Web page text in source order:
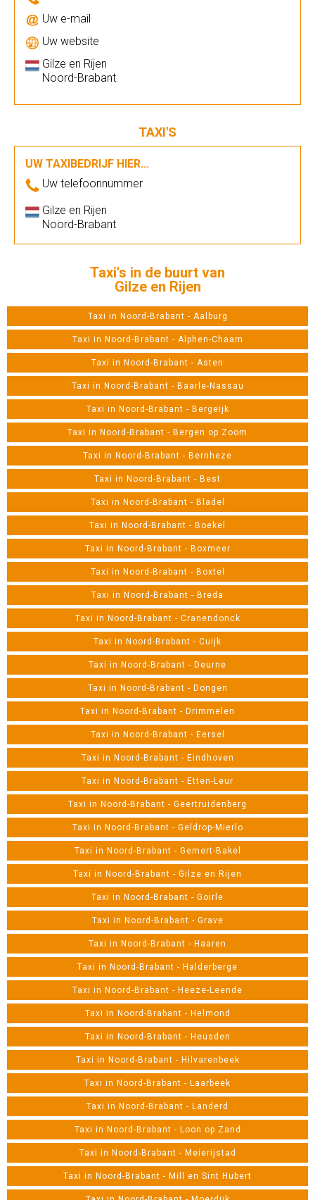
Uw e-mail
Uw website
Gilze en Rijen
Noord-Brabant
TAXI'S
UW TAXIBEDRIJF HIER...
Uw telefoonnummer
Gilze en Rijen
Noord-Brabant
Taxi's in de buurt van
Gilze en Rijen
Taxi in Noord-Brabant - Aalburg
Taxi in Noord-Brabant - Alphen-Chaam
Taxi in Noord-Brabant - Asten
Taxi in Noord-Brabant - Baarle-Nassau
Taxi in Noord-Brabant - Bergeijk
Taxi in Noord-Brabant - Bergen op Zoom
Taxi in Noord-Brabant - Bernheze
Taxi in Noord-Brabant - Best
Taxi in Noord-Brabant - Bladel
Taxi in Noord-Brabant - Boekel
Taxi in Noord-Brabant - Boxmeer
Taxi in Noord-Brabant - Boxtel
Taxi in Noord-Brabant - Breda
Taxi in Noord-Brabant - Cranendonck
Taxi in Noord-Brabant - Cuijk
Taxi in Noord-Brabant - Deurne
Taxi in Noord-Brabant - Dongen
Taxi in Noord-Brabant - Drimmelen
Taxi in Noord-Brabant - Eersel
Taxi in Noord-Brabant - Eindhoven
Taxi in Noord-Brabant - Etten-Leur
Taxi in Noord-Brabant - Geertruidenberg
Taxi in Noord-Brabant - Geldrop-Mierlo
Taxi in Noord-Brabant - Gemert-Bakel
Taxi in Noord-Brabant - Gilze en Rijen
Taxi in Noord-Brabant - Goirle
Taxi in Noord-Brabant - Grave
Taxi in Noord-Brabant - Haaren
Taxi in Noord-Brabant - Halderberge
Taxi in Noord-Brabant - Heeze-Leende
Taxi in Noord-Brabant - Helmond
Taxi in Noord-Brabant - Heusden
Taxi in Noord-Brabant - Hilvarenbeek
Taxi in Noord-Brabant - Laarbeek
Taxi in Noord-Brabant - Landerd
Taxi in Noord-Brabant - Loon op Zand
Taxi in Noord-Brabant - Meierijstad
Taxi in Noord-Brabant - Mill en Sint Hubert